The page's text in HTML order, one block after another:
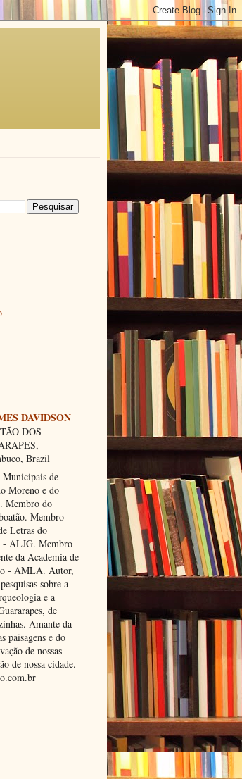
DAVIDSON
DOS
Brazil
Municipais de
Moreno e do
Membro do
Membro
Letras do
- ALJG. Membro
da Academia de
- AMLA. Autor,
sobre a
e a
de
Amante da
paisagens e do
de nossas
de nossa cidade.